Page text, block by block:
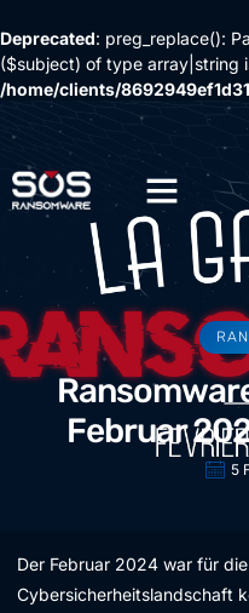
Deprecated: preg_replace():
($subject) of type array|string
/home/clients/
content/plugins/wordfence/
waf/src/lib/rules.php
Februar
5
Der Februar 2024 war für
Cybersicherheitslandschaft